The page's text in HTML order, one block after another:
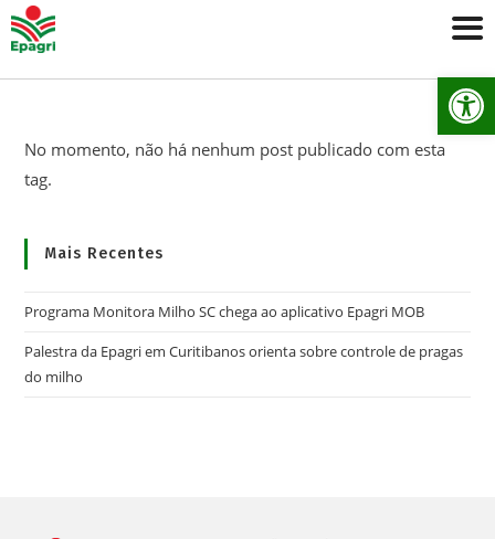
No momento, não há nenhum post publicado com esta
tag.
Mais Recentes
Programa Monitora Milho SC chega ao aplicativo Epagri MOB
Palestra da Epagri em Curitibanos orienta sobre controle de pragas
do milho